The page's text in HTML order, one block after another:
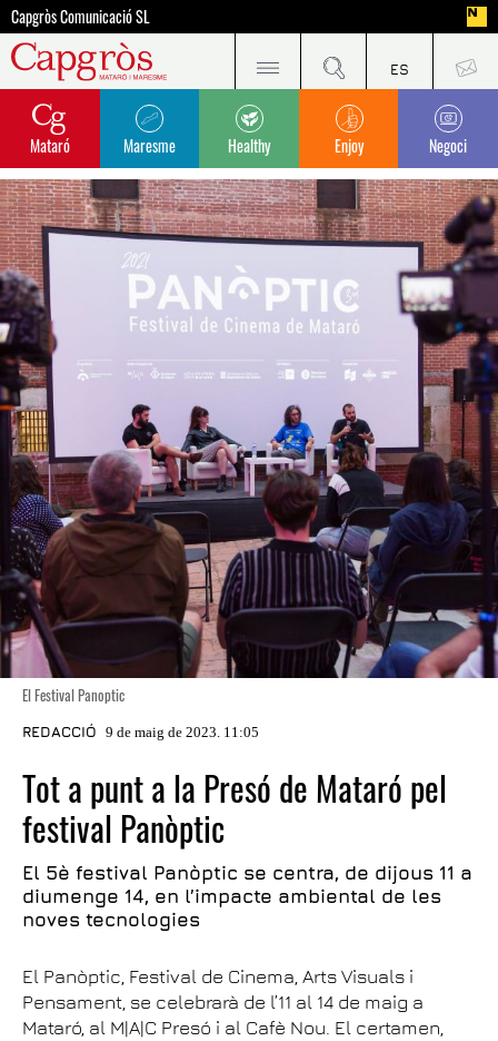
Capgròs Comunicació SL
Mataró Maresme Healthy Enjoy Negoci
El Festival Panoptic
REDACCIÓ 9 de maig de 2023. 11:05
Tot a punt a la Presó de Mataró pel
festival Panòptic
El 5è festival Panòptic se centra, de dijous 11 a
diumenge 14, en l’impacte ambiental de les
noves tecnologies
El Panòptic, Festival de Cinema, Arts Visuals i
Pensament, se celebrarà de l’11 al 14 de maig a
Mataró, al M|A|C Presó i al Cafè Nou. El certamen,